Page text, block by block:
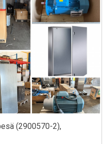
(2900570-2),